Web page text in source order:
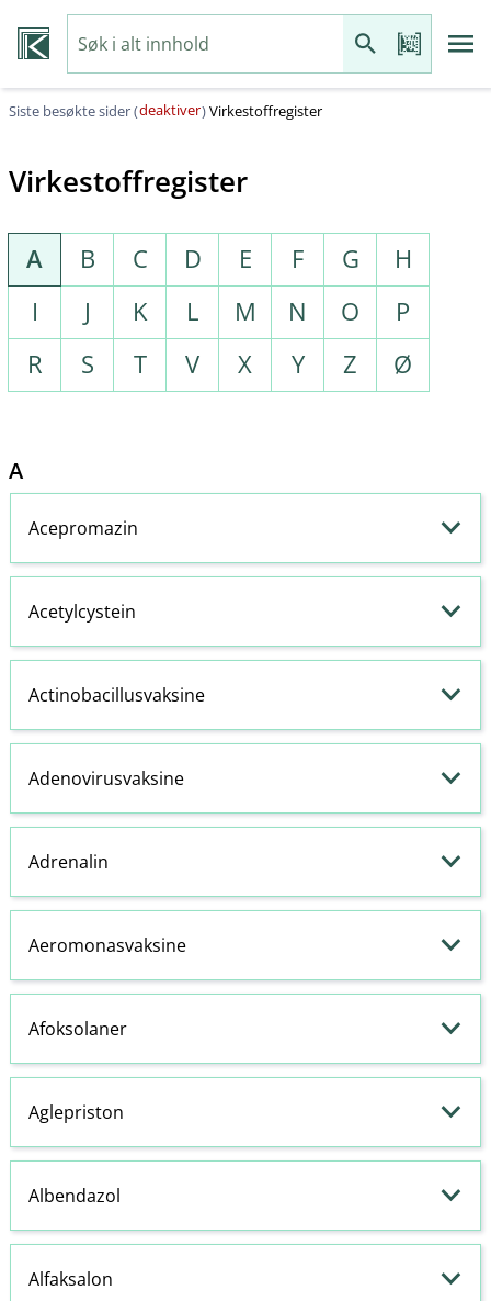
Siste besøkte sider (deaktiver)Virkestoffregister
Virkestoffregister
A B C D E F G
H
I
J K L M N O
P
R
S T V X Y Z Ø
A
Acepromazin
Acetylcystein
Actinobacillusvaksine
Adenovirusvaksine
Adrenalin
Aeromonasvaksine
Afoksolaner
Aglepriston
Albendazol
Alfaksalon